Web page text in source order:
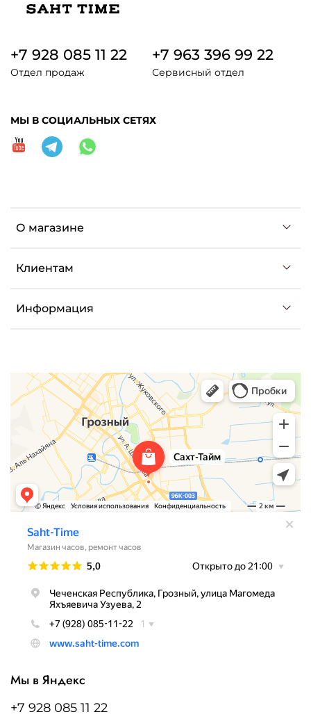
О магазине
Клиентам
Информация
+7 928 085 11 22
Отдел продаж
+7 963 396 99 22
Сервисный отдел
МЫ В СОЦИАЛЬНЫХ СЕТЯХ
Мы в Яндекс
+7 928 085 11 22